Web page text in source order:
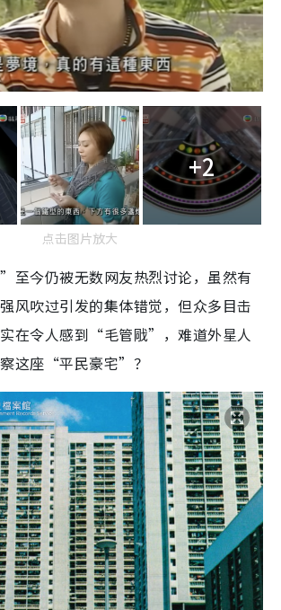
+2
点击图片放大
今仍被无数网友热烈讨论，虽然有
风吹过引发的集体错觉，但众多目击
在令人感到“毛管戙”，难道外星人
这座“平民豪宅”？